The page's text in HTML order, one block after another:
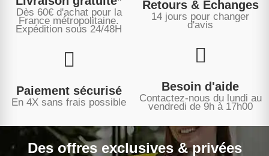
Dès 60€ d'achat pour la
France métropolitaine.
Expédition sous 24/48H
Retours & Echanges
14 jours pour changer
d'avis
Paiement sécurisé
En 4X sans frais possible
Besoin d'aide
Contactez-nous du lundi au
vendredi de 9h à 17h00
Des offres exclusives & privées